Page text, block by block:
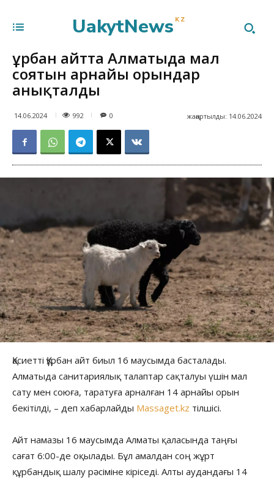
UakytNews KZ
Құрбан айтта Алматыда мал
соятын арнайы орындар
анықталды
14.06.2024 992 жаңартылды: 14.06.2024
0
Қасиетті Құрбан айт биыл 16 маусымда басталады.
Алматыда санитариялық талаптар сақталуы үшін мал
сату мен союға, таратуға арналған 14 арнайы орын
бекітілді, – деп хабарлайды Massaget.kz тілшісі.
Айт намазы 16 маусымда Алматы қаласында таңғы
сағат 6:00-де оқылады. Бұл амалдан соң жұрт
құрбандық шалу рәсіміне кіріседі. Алты аудандағы 14